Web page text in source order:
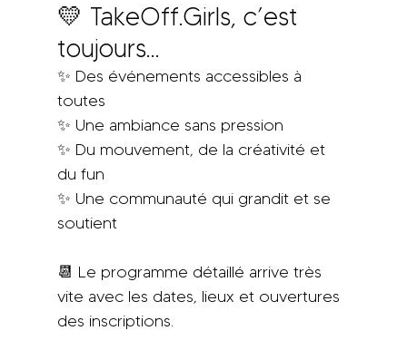
💛 TakeOff.Girls, c’est
toujours…
✨ Des événements accessibles à
toutes
✨ Une ambiance sans pression
✨ Du mouvement, de la créativité et
du fun
✨ Une communauté qui grandit et se
soutient
📆 Le programme détaillé arrive très
vite avec les dates, lieux et ouvertures
des inscriptions.